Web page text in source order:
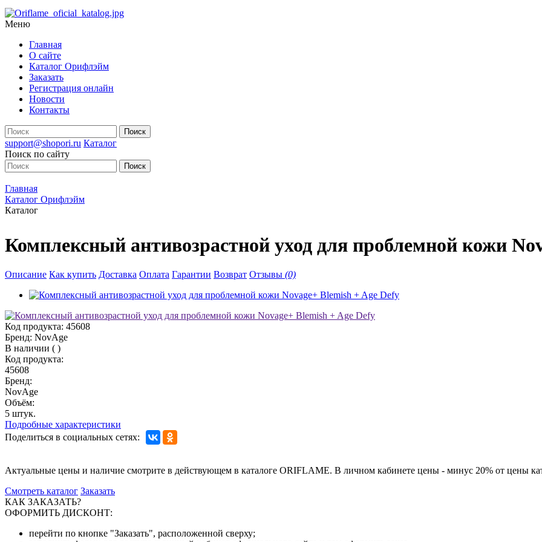
Меню
Главная
О сайте
Каталог Орифлэйм
Заказать
Регистрация онлайн
Новости
Контакты
support@shopori.ru Каталог
Поиск по сайту
Главная
Каталог Орифлэйм
Каталог
Комплексный антивозрастной уход для проблемной кожи
Описание Как купить Доставка Оплата Гарантии Возврат Отзывы (0)
Код продукта: 45608
Бренд: NovAge
В наличии ( )
Код продукта:
45608
Бренд:
NovAge
Объём:
5 штук.
Подробные характеристики
Поделиться в социальных сетях:
Актуальные цены и наличие смотрите в действующем в каталоге ORIFLAME. В личном кабинете цены - минус 20% от цены
Смотреть каталог Заказать
КАК ЗАКАЗАТЬ?
ОФОРМИТЬ ДИСКОНТ:
перейти по кнопке "Заказать", расположенной сверху;